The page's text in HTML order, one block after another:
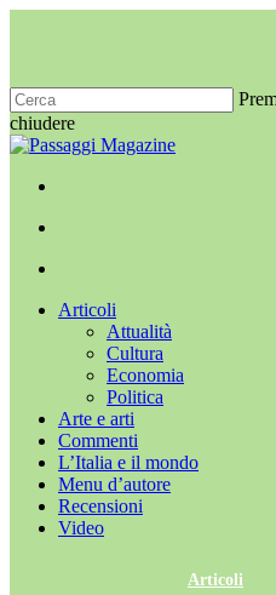
principale
chiudere
Chiudi
Menu
cerca
Menu
Articoli
Attualità
Cultura
Economia
Politica
Arte e arti
Commenti
L’Italia e il mondo
Menu d’autore
Recensioni
Video
Articoli